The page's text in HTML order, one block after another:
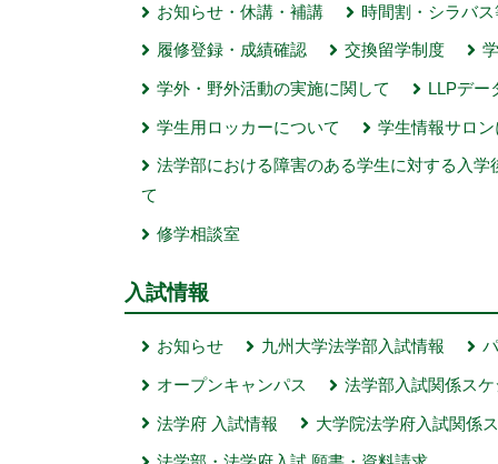
お知らせ・休講・補講 時間割・シラバ
履修登録・成績確認 交換留学制度
学外・野外活動の実施に関して LLPデー
学生用ロッカーについて 学生情報サロン
法学部における障害のある学生に対する入学
て
修学相談室
入試情報
お知らせ 九州大学法学部入試情報
オープンキャンパス 法学部入試関係ス
法学府 入試情報 大学院法学府入試関係